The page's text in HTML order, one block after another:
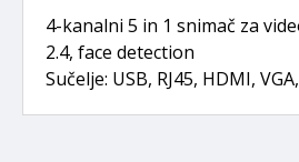
4-kanalni 5 in 1 snimač za
2.4, face detection
Sučelje: USB, RJ45, HDMI,